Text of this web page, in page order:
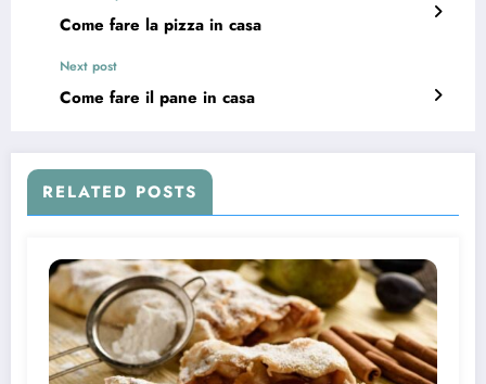
Come fare la pizza in casa
Next post
Come fare il pane in casa
RELATED POSTS